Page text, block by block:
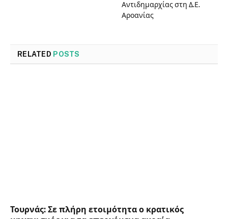
Αντιδημαρχίας στη Δ.Ε.
Αροανίας
RELATED POSTS
Τουρνάς: Σε πλήρη ετοιμότητα ο κρατικός